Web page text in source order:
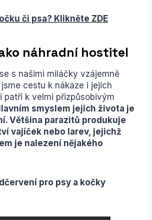
či psa? Klikněte ZDE
náhradní hostitel
s našimi miláčky vzájemně
cestu k nákaze i jejich
patří k velmi přizpůsobivým
smyslem jejich života je
Většina parazitů produkuje
vajíček nebo larev, jejichž
je nalezení nějakého
pro psy a kočky